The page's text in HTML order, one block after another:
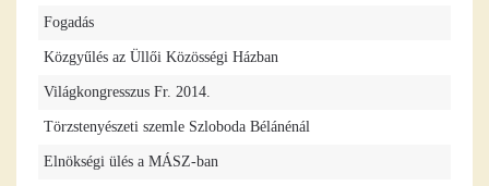
Fogadás
Közgyűlés az Üllői Közösségi Házban
Világkongresszus Fr. 2014.
Törzstenyészeti szemle Szloboda Bélánénál
Elnökségi ülés a MÁSZ-ban